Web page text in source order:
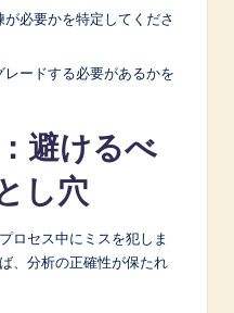
必要かを特定してくださ
ードする必要があるかを
避けるべ
し穴
ロセス中にミスを犯しま
、分析の正確性が保たれ